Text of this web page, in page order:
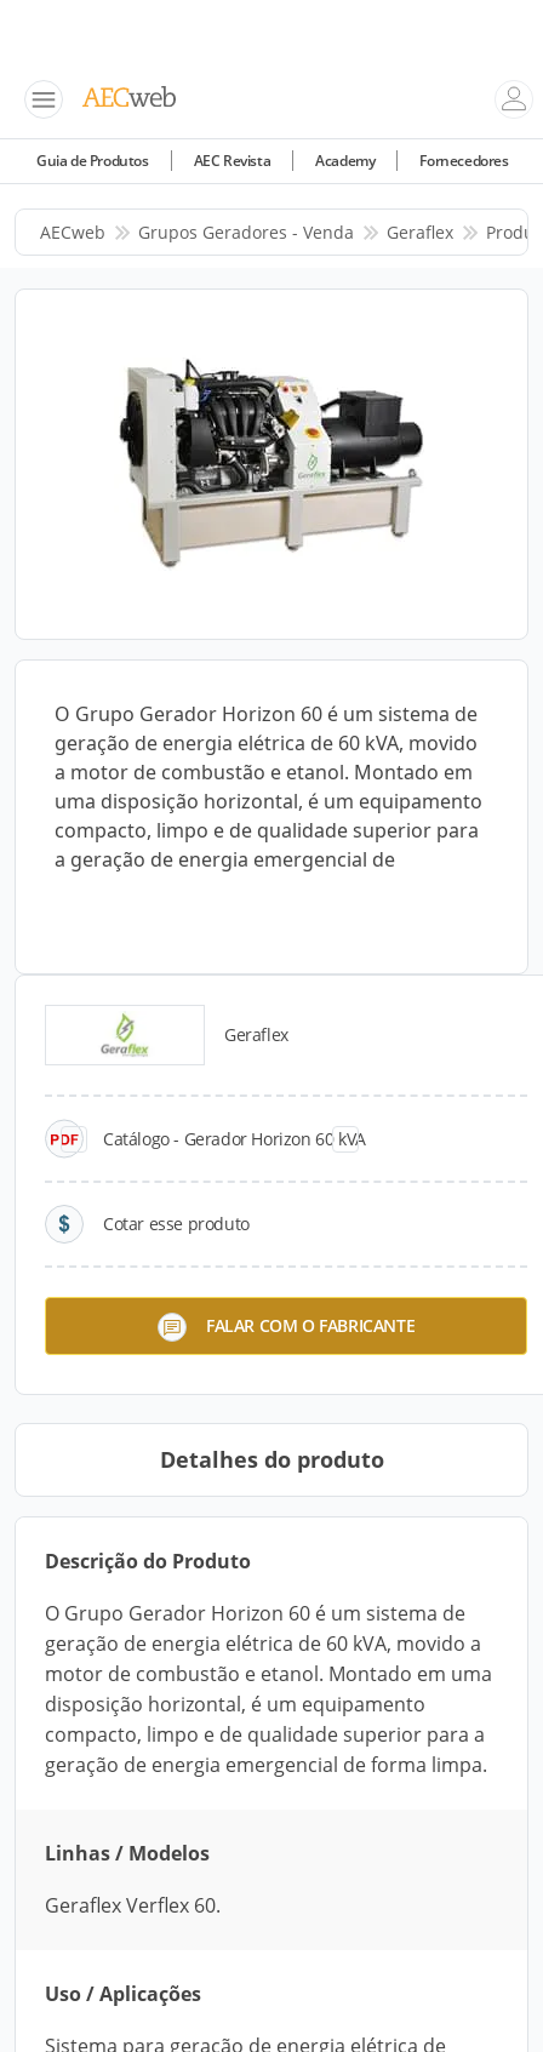
Guia de Produtos AEC Revista Academy Fornecedores
AECweb Grupos Geradores - Venda Geraflex
O Grupo Gerador Horizon 60 é um sistema de
geração de energia elétrica de 60 kVA, movido
a motor de combustão e etanol. Montado em
uma disposição horizontal, é um equipamento
compacto, limpo e de qualidade superior para
a geração de energia emergencial de
Geraflex
Catálogo - Gerador Horizon 60 kVA
Cotar esse produto
FALAR COM O FABRICANTE
Catálogos para Download
Grupo Gerador Verflex 85
Detalhes do produto
Descrição do Produto
O Grupo Gerador Horizon 60 é um sistema de
geração de energia elétrica de 60 kVA, movido a
motor de combustão e etanol. Montado em uma
disposição horizontal, é um equipamento
compacto, limpo e de qualidade superior para a
geração de energia emergencial de forma limpa.
Linhas / Modelos
Geraflex Verflex 60.
Uso / Aplicações
Sistema para geração de energia elétrica de